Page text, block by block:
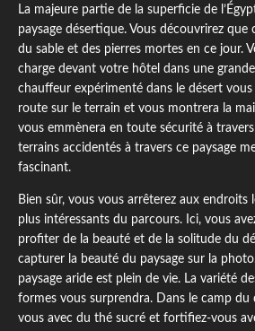
La majeure partie de la superficie de
paysage désertique. Vous découvrirez que
du sable et des pierres mortes en ce jour.
charge devant votre hôtel dans une
chauffeur expérimenté dans le désert
route sur le terrain et vous montrera la
vous emmènera en toute sécurité à
terrains accidentés à travers ce paysage
fascinant.
Bien sûr, vous vous arrêterez aux endroits
plus intéressants du parcours. Ici, vous
profiter de la beauté et de la solitude du
capturer la beauté du paysage sur la
paysage aride est plein de vie. La variété
formes vous surprendra. Dans le camp du
vous avec du thé sucré et fortifiez-vous